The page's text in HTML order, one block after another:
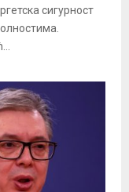
сигурност